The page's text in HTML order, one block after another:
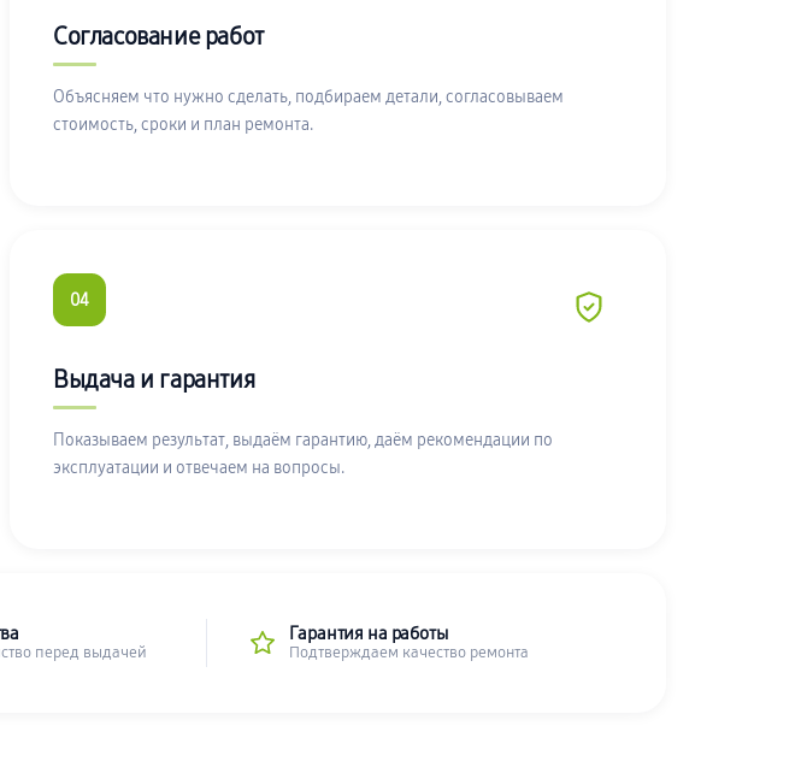
Согласование работ
Объясняем что нужно сделать, подбираем детали, согласовываем
стоимость, сроки и план ремонта.
04
Выдача и гарантия
Показываем результат, выдаём гарантию, даём рекомендации по
эксплуатации и отвечаем на вопросы.
перед выдачей
Гарантия на работы
Подтверждаем качество ремонта